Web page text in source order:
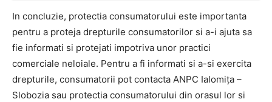
In concluzie, protectia consumatorului este importanta
pentru a proteja drepturile consumatorilor si a-i ajuta sa
fie informati si protejati impotriva unor practici
comerciale neloiale. Pentru a fi informati si a-si exercita
drepturile, consumatorii pot contacta ANPC Ialomița –
Slobozia sau protectia consumatorului din orasul lor si